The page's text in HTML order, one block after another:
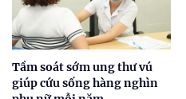
Tầm soát sớm ung thư vú
giúp cứu sống hàng nghìn